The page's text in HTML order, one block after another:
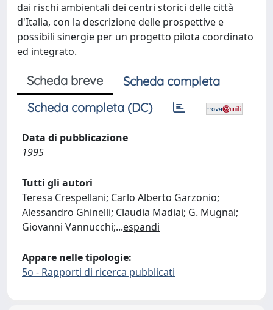
dai rischi ambientali dei centri storici delle città
d'Italia, con la descrizione delle prospettive e
possibili sinergie per un progetto pilota coordinato
ed integrato.
Scheda breve
Scheda completa
Scheda completa (DC)
Data di pubblicazione
1995
Tutti gli autori
Teresa Crespellani; Carlo Alberto Garzonio;
Alessandro Ghinelli; Claudia Madiai; G. Mugnai;
Giovanni Vannucchi;...espandi
Appare nelle tipologie:
5o - Rapporti di ricerca pubblicati